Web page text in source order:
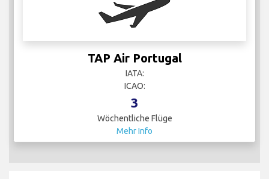
TAP Air Portugal
IATA:
ICAO:
3
Wöchentliche Flüge
Mehr Info